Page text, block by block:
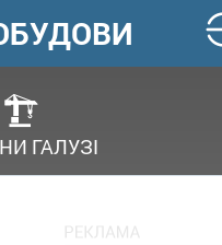
ГАЛУЗІ